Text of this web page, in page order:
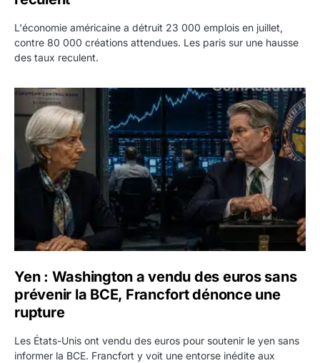
L'économie américaine a détruit 23 000 emplois en juillet,
contre 80 000 créations attendues. Les paris sur une hausse
des taux reculent.
Yen : Washington a vendu des euros sans prévenir la
Yen : Washington a vendu des euros sans
prévenir la BCE, Francfort dénonce une
rupture
Les États-Unis ont vendu des euros pour soutenir le yen sans
informer la BCE. Francfort y voit une entorse inédite aux